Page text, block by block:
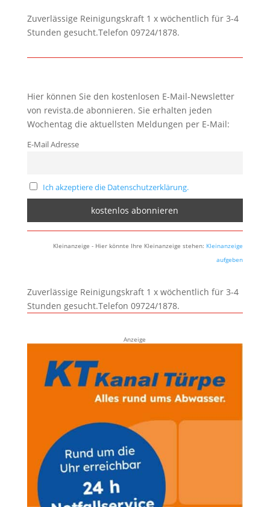
Zuverlässige Reinigungskraft 1 x wöchentlich für 3-4
Stunden gesucht.Telefon 09724/1878.
Hier können Sie den kostenlosen E-Mail-Newsletter
von revista.de abonnieren. Sie erhalten jeden
Wochentag die aktuellsten Meldungen per E-Mail:
E-Mail Adresse
Ich akzeptiere die Datenschutzerklärung.
Kleinanzeige - Hier könnte Ihre Kleinanzeige stehen: Kleinanzeige
aufgeben
Zuverlässige Reinigungskraft 1 x wöchentlich für 3-4
Stunden gesucht.Telefon 09724/1878.
Anzeige